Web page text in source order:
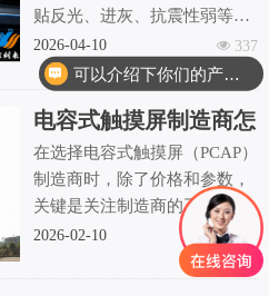
尺寸工控触控产品的定制适配
能力，直观展现工业触控技
术，如何助力交通行业智能化
升级，优化大众日常出行体
验。
贴反光、进灰、抗震性弱等痛
点。本文全面解析其技术优
势、应用价值与行业趋势，帮
助车载设备厂商精准选型，打
造高体验智能座舱触控方案。
넶 337
2026-04-10
电容式触摸屏制造商怎
么选？最值得关注的 5
项工厂能力
在选择电容式触摸屏（PCAP）
制造商时，除了价格和参数，
关键是关注制造商的工厂能
力。首先，制造商需要理解应
用场景，如工业、医疗和商显
等，并根据需求推荐合适的设
넶 343
2026-02-10
可以介绍下你们的产品么